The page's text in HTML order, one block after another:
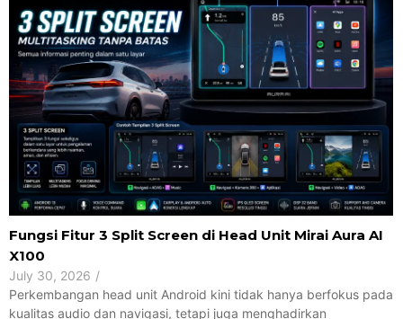
Fungsi Fitur 3 Split Screen di Head Unit Mirai Aura AI
X100
July 30, 2026 /
Perkembangan head unit Android kini tidak hanya berfokus pada
kualitas audio dan navigasi, tetapi juga menghadirkan